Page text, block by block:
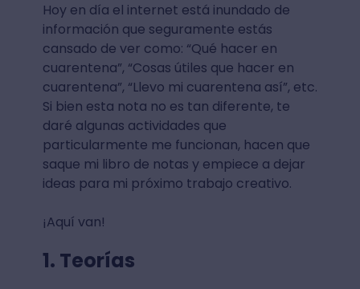
Hoy en día el internet está inundado de
información que seguramente estás
cansado de ver como: “Qué hacer en
cuarentena”, “Cosas útiles que hacer en
cuarentena”, “Llevo mi cuarentena así”, etc.
Si bien esta nota no es tan diferente, te
daré algunas actividades que
particularmente me funcionan, hacen que
saque mi libro de notas y empiece a dejar
ideas para mi próximo trabajo creativo.
¡Aquí van!
1. Teorías